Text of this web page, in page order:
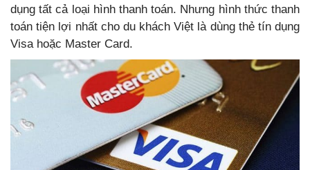
dụng tất cả loại hình thanh toán. Nhưng hình thức thanh
toán tiện lợi nhất cho du khách Việt là dùng thẻ tín dụng
Visa hoặc Master Card.